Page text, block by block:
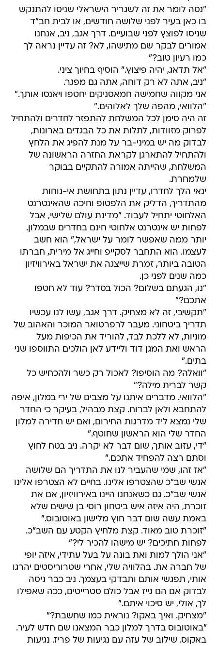
"נסה לומר את זה לשגריר הישראלי שניסו להתנקש
בו כאן בעיר לפני שלושה חודשים, או לבית חב"ד
שניסו לפוצץ לפני שבועיים. דרך אגב, ניב, אנחנו
אמורים לבקר שם מתישהו, לא? זה עדיין נראה לך
כמו רעיון טוב?"
"אל תדאג, יהיה פיצוץ." הוסיף בחיוך ציני.
"ניב, אתה לא רק דוחה, אתה גם מפגר.
אני מקווה שחמישה חמאסניקים יחטפו ויאנסו אותך."
"הלוואי, מהפה שלך לאלוהים."
זה היה סימן לכל המשלחת להתפזר לחדרים ולהתחיל
לפרוק מזוודות, לתלות את כל הבגדים בארונות,
לבדוק מה יש במיני-בר על מנת להפיג את הלחץ
ולהתחיל להתארגן לקראת החזרה הראשונה של
המשלחת, שהייתה אמורה להתקיים בבוקר
שלמחרת.
ינאי הלך לחדרו, עדיין נתון בתחושת אי-נוחות
מהתדריך, הדליק את הלפטופ וחיכה שהאינטרנט
האלחוטי יתחיל לעבוד. "מדינת עולם שלישי, אבל
לפחות יש אינטרנט אלחוטי חינם בחדרים שבמלון.
יותר ממה שאפשר לומר על ישראל," הוא חשב
לעצמו. הוא התחבר לסקייפ וחייג אל מירית, חברתו
הטובה ביותר, זמרת שייצגה את ישראל באירוויזיון
כמה שנים לפני כן.
"נו, הגעתם בשלום? הכול בסדר? עוד לא חטפו
אתכם?"
"תקשיבי, זה לא מצחיק. דרך אגב, עשו לנו עכשיו
תדריך ביטחוני. מעבר לרפרטואר המוכר והאהוב של
מוניות, לא ללכת לבד, להוריד את הכיפות מעל
הראש ואת המגן דוד וליידע לאן הולכים התווספו שני
בתים."
"וואלה? מה הוסיפו? לאכול רק כשר ולהכחיש כל
קשר לברית מילה?"
"הלוואי. מדברים איתנו על מצבים של ירי במלון, איפה
להתחבא ולאן לברוח. קצת מבהיל, בעיקר כי החדר
שלי נמצא ליד מדרגות החירום, ואם יש חדירה למלון
החדר שלי הוא הראשון שחוטף."
"די, עזוב אותך, שום דבר לא יקרה. ניב בטח לחוץ
וסתם רצה להפחיד אתכם."
"אז זהו, שמי שהעביר לנו את התדריך הם שלושה
אנשי שב"כ שהצטרפו אלינו. בחיים לא הצטרפו אלינו
אנשי שב"כ. גם כשאנחנו היינו באירוויזיון, אם את
זוכרת, היה איזה איש ביטחון רוסי בן שישים שלא
באמת עשה שום דבר חוץ מלישון באוטובוס."
"זוכרת טוב מאוד. קצת מלחיץ הקטע עם השב"כ.
לפחות חתיכים? יש מישהו להכיר לי?"
"אני הולך למות ואת בונה על בעל עתידי, איזה יופי
של חברה את. בהלוויה שלי, אחרי שטרוריסטים יהרגו
אותי, תפגשי אותם ותבדקי בעצמך. ניב כבר ניסה
לבדוק אם הם גייז אבל כולם סטרייטים, ככה שאפילו
לך, אולי, יש סיכוי איתם."
"מצחיק. ואיך באקו? נוראית כמו שחשבת?"
"באוטובוס בדרך למלון כבר המצאנו שם חדש לעיר.
באקוס. שילוב של עזה עם נגיעות של פריז. נגיעות